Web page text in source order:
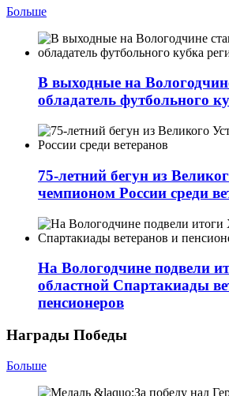
Больше
В выходные на
обладатель футбольного
75-летний бегун из
чемпионом России среди
На Вологодчине подвели
областной Спартакиады
пенсионеров
Награды Победы
Больше